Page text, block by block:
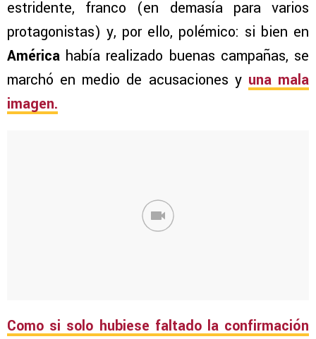
estridente, franco (en demasía para varios
protagonistas) y, por ello, polémico: si bien en
América había realizado buenas campañas, se
marchó en medio de acusaciones y una mala
imagen.
Como si solo hubiese faltado la confirmación